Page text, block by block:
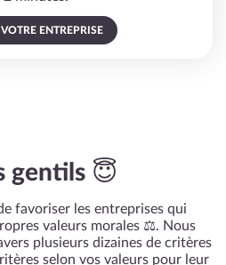
ENTREPRISE
gentils 😇
favoriser les entreprises qui
valeurs morales ⚖️. Nous
plusieurs dizaines de critères
selon vos valeurs pour leur